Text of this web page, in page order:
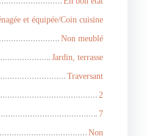
et équipée/Coin cuisine
Non meublé
Jardin, terrasse
Traversant
2
7
Non